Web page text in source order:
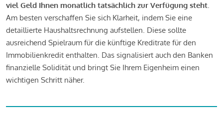
viel Geld Ihnen monatlich tatsächlich zur Verfügung steht.
Am besten verschaffen Sie sich Klarheit, indem Sie eine
detaillierte Haushaltsrechnung aufstellen. Diese sollte
ausreichend Spielraum für die künftige Kreditrate für den
Immobilienkredit enthalten. Das signalisiert auch den Banken
finanzielle Solidität und bringt Sie Ihrem Eigenheim einen
wichtigen Schritt näher.